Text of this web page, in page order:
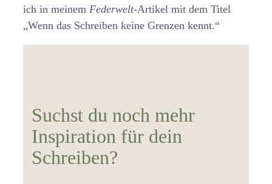
ich in meinem Federwelt-Artikel mit dem Titel
„Wenn das Schreiben keine Grenzen kennt.“
Suchst du noch mehr
Inspiration für dein
Schreiben?